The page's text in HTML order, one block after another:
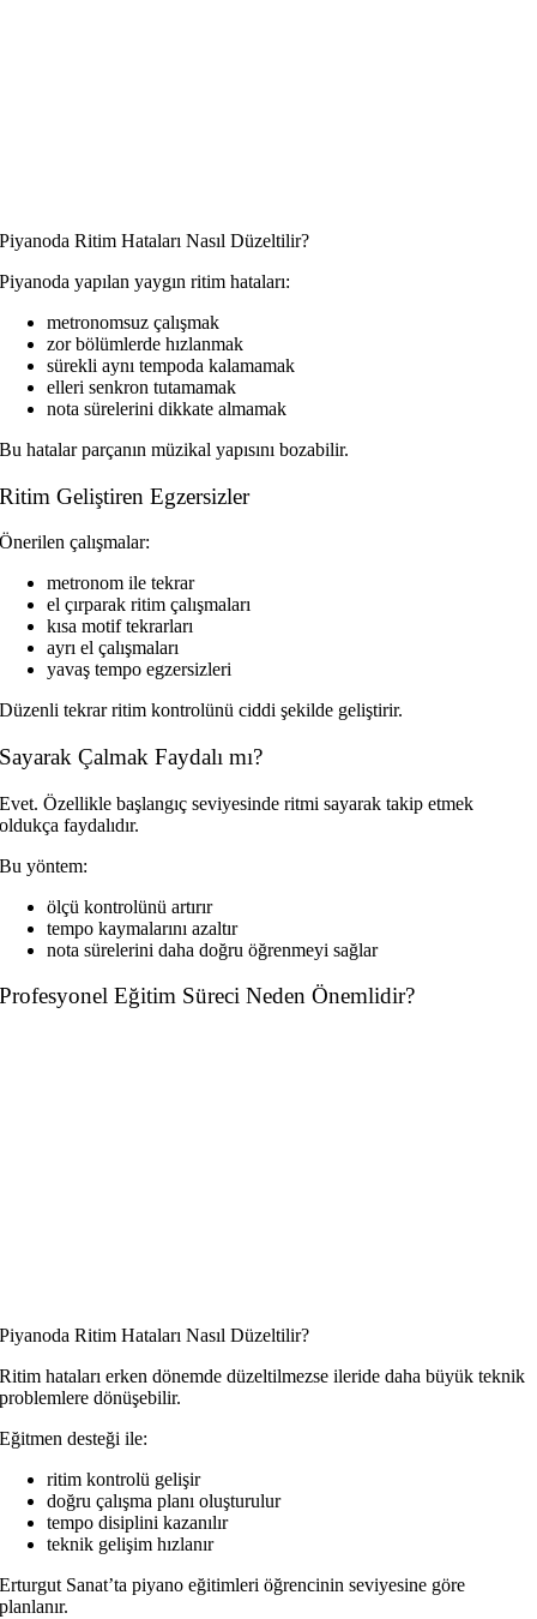
Piyanoda Ritim Hataları Nasıl Düzeltilir?
Piyanoda yapılan yaygın ritim hataları:
metronomsuz çalışmak
zor bölümlerde hızlanmak
sürekli aynı tempoda kalamamak
elleri senkron tutamamak
nota sürelerini dikkate almamak
Bu hatalar parçanın müzikal yapısını bozabilir.
Ritim Geliştiren Egzersizler
Önerilen çalışmalar:
metronom ile tekrar
el çırparak ritim çalışmaları
kısa motif tekrarları
ayrı el çalışmaları
yavaş tempo egzersizleri
Düzenli tekrar ritim kontrolünü ciddi şekilde geliştirir.
Sayarak Çalmak Faydalı mı?
Evet. Özellikle başlangıç seviyesinde ritmi sayarak takip etmek
oldukça faydalıdır.
Bu yöntem:
ölçü kontrolünü artırır
tempo kaymalarını azaltır
nota sürelerini daha doğru öğrenmeyi sağlar
Profesyonel Eğitim Süreci Neden Önemlidir?
Piyanoda Ritim Hataları Nasıl Düzeltilir?
Ritim hataları erken dönemde düzeltilmezse ileride daha büyük teknik
problemlere dönüşebilir.
Eğitmen desteği ile:
ritim kontrolü gelişir
doğru çalışma planı oluşturulur
tempo disiplini kazanılır
teknik gelişim hızlanır
Erturgut Sanat’ta piyano eğitimleri öğrencinin seviyesine göre
planlanır.